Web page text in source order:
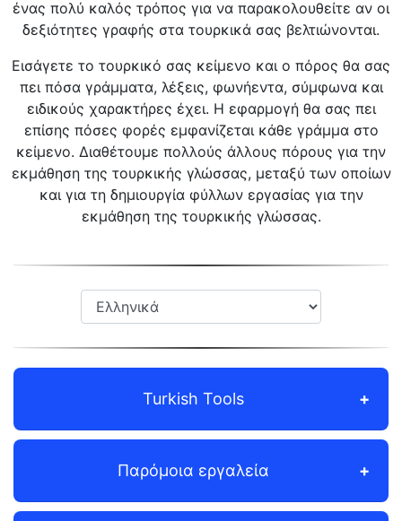
ένας πολύ καλός τρόπος για να παρακολουθείτε αν οι
δεξιότητες γραφής στα τουρκικά σας βελτιώνονται.
Εισάγετε το τουρκικό σας κείμενο και ο πόρος θα σας
πει πόσα γράμματα, λέξεις, φωνήεντα, σύμφωνα και
ειδικούς χαρακτήρες έχει. Η εφαρμογή θα σας πει
επίσης πόσες φορές εμφανίζεται κάθε γράμμα στο
κείμενο. Διαθέτουμε πολλούς άλλους πόρους για την
εκμάθηση της τουρκικής γλώσσας, μεταξύ των οποίων
και για τη δημιουργία φύλλων εργασίας για την
εκμάθηση της τουρκικής γλώσσας.
Turkish Tools
Παρόμοια εργαλεία